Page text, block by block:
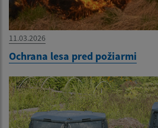
11.03.2026
Ochrana lesa pred požiarmi